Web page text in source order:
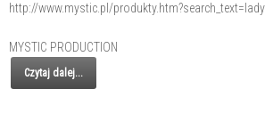
http://www.mystic.pl/
MYSTIC PRODUCTION
Czytaj dalej...